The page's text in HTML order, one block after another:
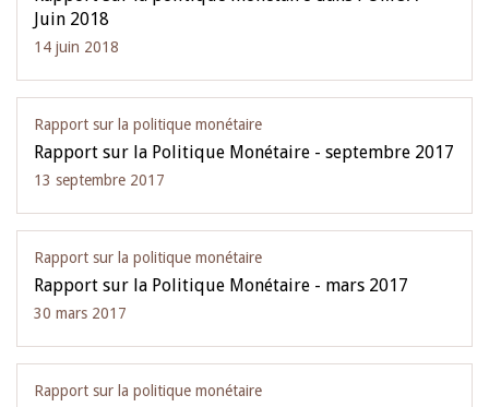
Juin 2018
14 juin 2018
Rapport sur la politique monétaire
Rapport sur la Politique Monétaire - septembre 2017
13 septembre 2017
Rapport sur la politique monétaire
Rapport sur la Politique Monétaire - mars 2017
30 mars 2017
Rapport sur la politique monétaire